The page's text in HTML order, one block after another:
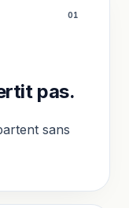
01
pas.
sans